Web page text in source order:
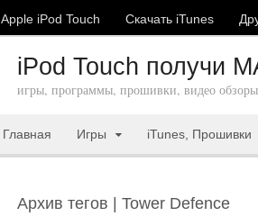
Apple iPod Touch Скачать iTunes
iPod Touch получи
игры, программы, прошивки, видео
Главная Игры iTunes, Прошивки
Архив тегов | Tower Defence